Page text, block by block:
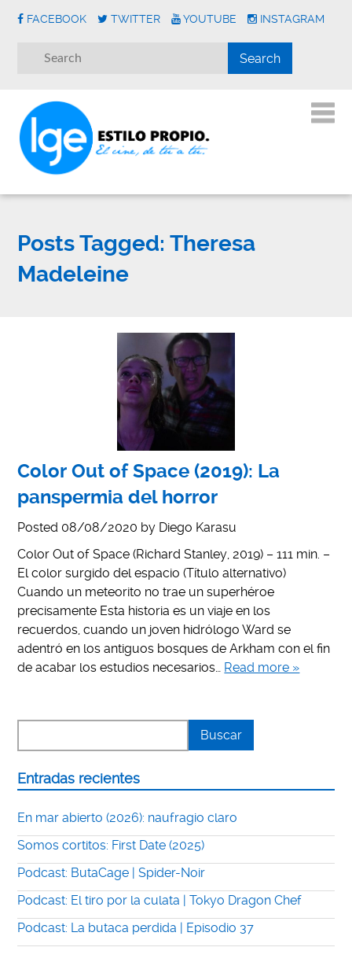
FACEBOOK TWITTER YOUTUBE INSTAGRAM
Posts Tagged: Theresa
Madeleine
Color Out of Space (2019): La
panspermia del horror
Posted 08/08/2020 by Diego Karasu
Color Out of Space (Richard Stanley, 2019) – 111 min. –
El color surgido del espacio (Título alternativo)
Cuando un meteorito no trae un superhéroe
precisamente Esta historia es un viaje en los
recuerdos, cuando un joven hidrólogo Ward se
adentró en los antiguos bosques de Arkham con el fin
de acabar los estudios necesarios… Read more »
Entradas recientes
En mar abierto (2026): naufragio claro
Somos cortitos: First Date (2025)
Podcast: ButaCage | Spider-Noir
Podcast: El tiro por la culata | Tokyo Dragon Chef
Podcast: La butaca perdida | Episodio 37